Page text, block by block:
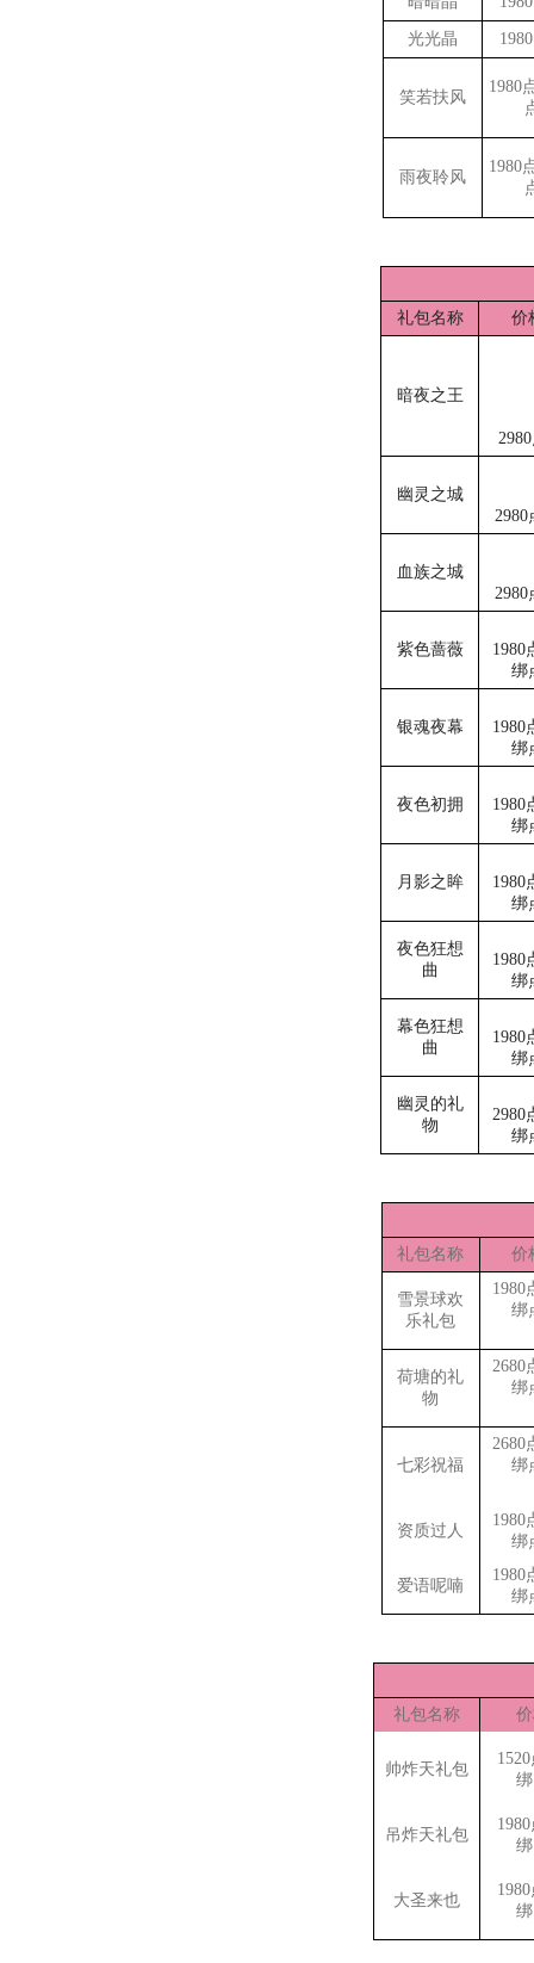
光光晶
笑若扶风
1980
雨夜聆风
1980
礼包名称 价
暗夜之王
幽灵之城
2980
血族之城
2980
紫色蔷薇
1980
绑
银魂夜幕
1980
绑
夜色初拥
1980
绑
月影之眸
1980
绑
夜色狂想
曲
1980
绑
幕色狂想
曲
1980
绑
幽灵的礼
物
2980
绑
礼包名称 价
雪景球欢
乐礼包
1980
绑
荷塘的礼
物
2680
绑
七彩祝福
2680
绑
资质过人
1980
绑
爱语呢喃
1980
绑
礼包名称
帅炸天礼包
吊炸天礼包
大圣来也